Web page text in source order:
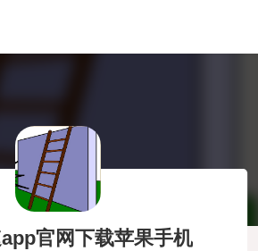
官网下载苹果手机